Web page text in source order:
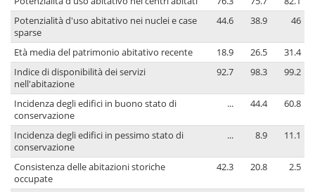
Potenzialità d'uso abitativo nei nuclei e case
sparse
44.6 38.9 46
Età media del patrimonio abitativo recente 18.9 26.5
31.4
Indice di disponibilità dei servizi
nell'abitazione
92.7 98.3 99.2
Incidenza degli edifici in buono stato di
conservazione
... 44.4 60.8
Incidenza degli edifici in pessimo stato di
conservazione
... 8.9 11.1
Consistenza delle abitazioni storiche
occupate
42.3 20.8 2.5